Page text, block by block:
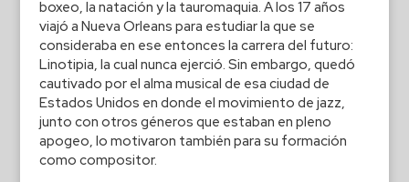
boxeo, la natación y la tauromaquia. A los 17 años
viajó a Nueva Orleans para estudiar la que se
consideraba en ese entonces la carrera del futuro:
Linotipia, la cual nunca ejerció. Sin embargo, quedó
cautivado por el alma musical de esa ciudad de
Estados Unidos en donde el movimiento de jazz,
junto con otros géneros que estaban en pleno
apogeo, lo motivaron también para su formación
como compositor.